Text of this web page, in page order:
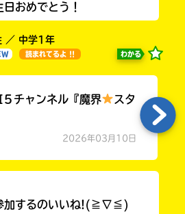
おめでとう！
／ 中学1年
読まれてるよ !! わかる
チャンネル『魔界
スタ
2026年03月10日
加するのいいね!(≧∇≦)